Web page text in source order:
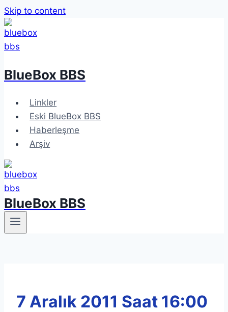
Skip to content
BlueBox BBS
Linkler
Eski BlueBox BBS
Haberleşme
Arşiv
BlueBox BBS
7 Aralık 2011 Saat 16:00